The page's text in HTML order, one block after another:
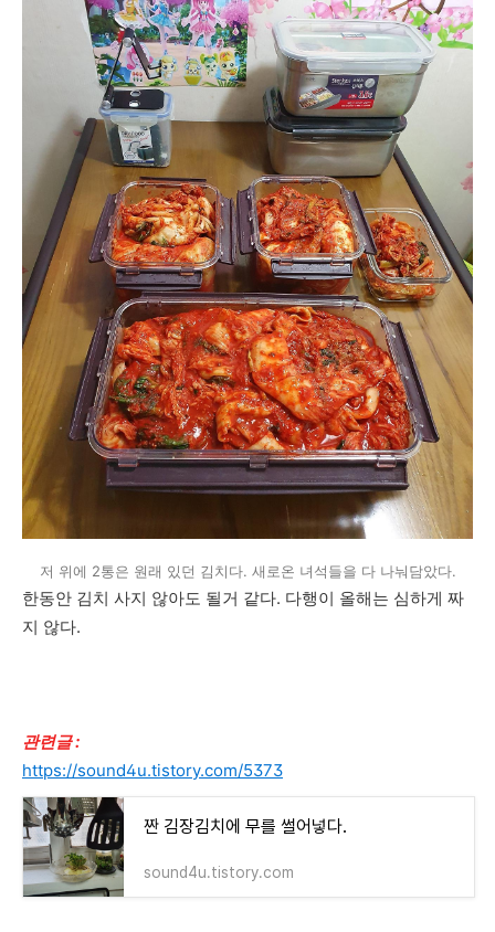
저 위에 2통은 원래 있던 김치다. 새로온 녀석들을 다 나눠담았다.
한동안 김치 사지 않아도 될거 같다. 다행이 올해는 심하게 짜
지 않다.
관련글 :
https://sound4u.tistory.com/5373
짠 김장김치에 무를 썰어넣다.
sound4u.tistory.com